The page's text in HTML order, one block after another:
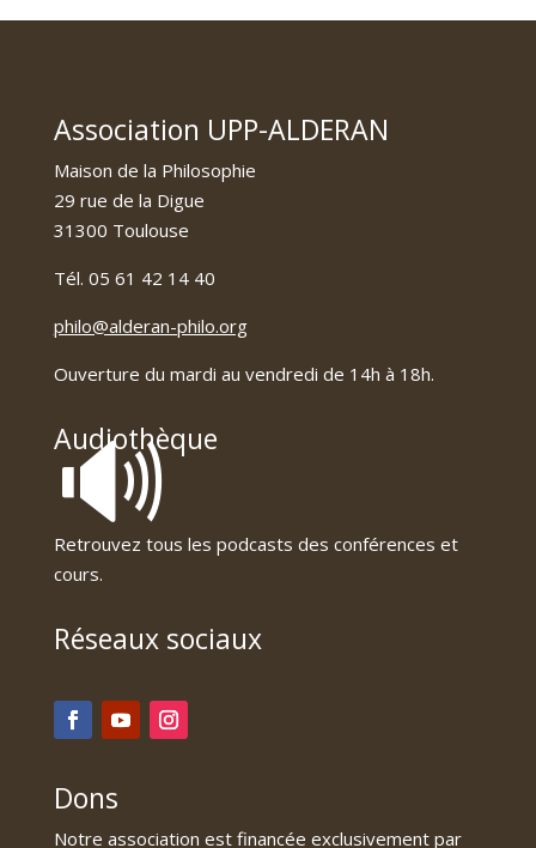
Association UPP-ALDERAN
Maison de la Philosophie
29 rue de la Digue
31300 Toulouse
Tél. 05 61 42 14 40
philo@alderan-philo.org
Ouverture du mardi au vendredi de 14h à 18h.
Audiothèque
🔊
Retrouvez tous les podcasts des conférences et
cours.
Réseaux sociaux
Dons
Notre association est financée exclusivement par